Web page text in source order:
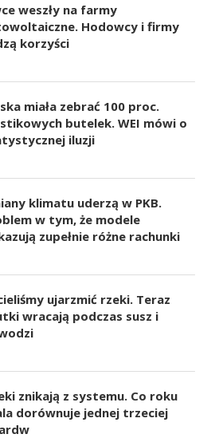
weszły na farmy
Hodowcy i firmy
korzyści
miała zebrać 100 proc.
butelek. WEI mówi o
iluzji
klimatu uderzą w PKB.
w tym, że modele
zupełnie różne rachunki
ujarzmić rzeki. Teraz
wracają podczas susz i
znikają z systemu. Co roku
dorównuje jednej trzeciej